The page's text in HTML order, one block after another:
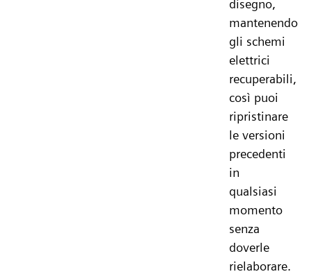
disegno,
mantenendo
gli schemi
elettrici
recuperabili,
così puoi
ripristinare
le versioni
precedenti
in
qualsiasi
momento
senza
doverle
rielaborare.